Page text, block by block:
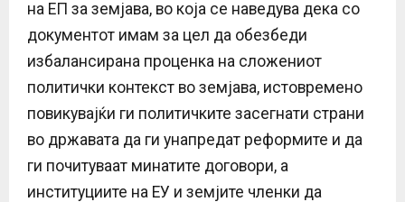
на ЕП за земјава, во која се наведува дека со
документот имам за цел да обезбеди
избалансирана проценка на сложениот
политички контекст во земјава, истовремено
повикувајќи ги политичките засегнати страни
во државата да ги унапредат реформите и да
ги почитуваат минатите договори, а
институциите на ЕУ и земјите членки да